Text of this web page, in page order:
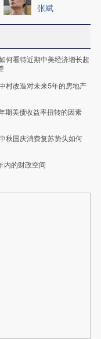
张斌
何看待近期中美经济增长超
村改造对未来5年的房地产
期美债收益率扭转的因素
秋国庆消费复苏势头如何
内的财政空间